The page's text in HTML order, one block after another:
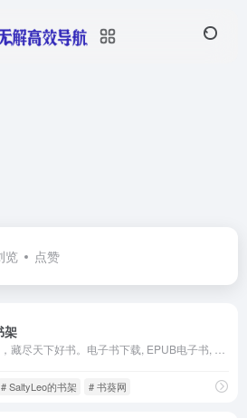
览 点赞
架
# SaltyLeo的书架 # 书葵网